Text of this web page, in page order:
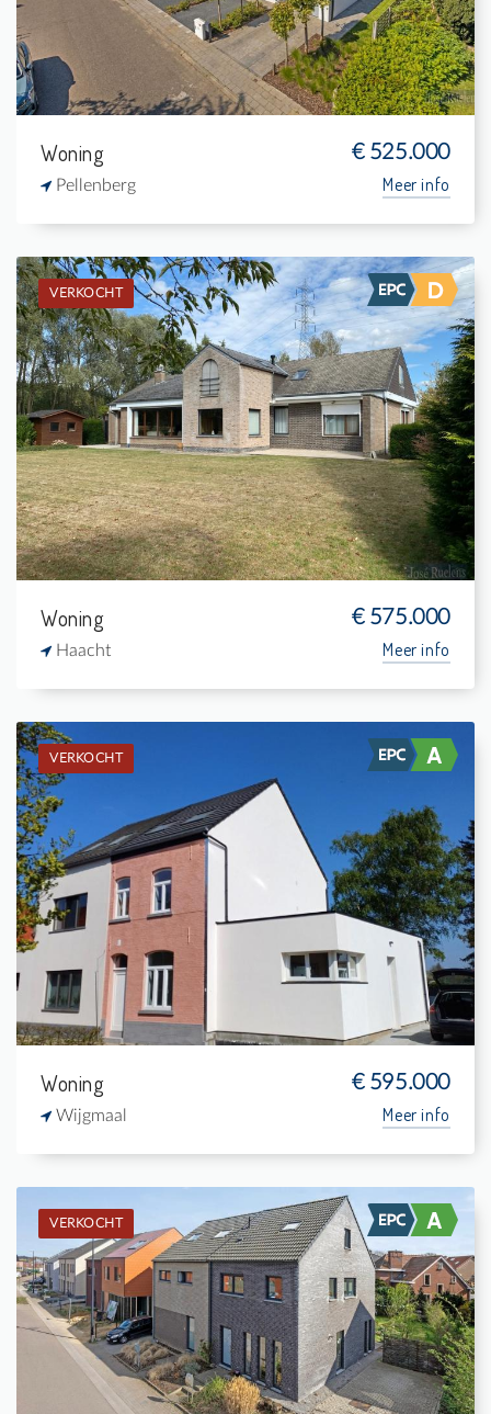
1 -
Woning € 525.000
Pellenberg Meer info
VERKOCHT
Verkocht: Villa-landhuis
4
3.388 m²
1
255 m²
Woning € 575.000
Haacht Meer info
VERKOCHT
Verkocht: Woning
3
519 m²
1
150 m²
Woning € 595.000
Wijgmaal Meer info
VERKOCHT
Verkocht: Woning
3
313 m²
1
175 m²